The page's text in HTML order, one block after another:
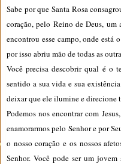
Sabe por que Santa Rosa
coração, pelo Reino de Deus,
encontrou esse campo, onde está
por isso abriu mão de todas as
Você precisa descobrir qual é o
sentido a sua vida e sua
deixar que ele ilumine e direcione
Podemos nos encontrar com
enamorarmos pelo Senhor e por
o nosso coração e os nossos
Senhor. Você pode ser um